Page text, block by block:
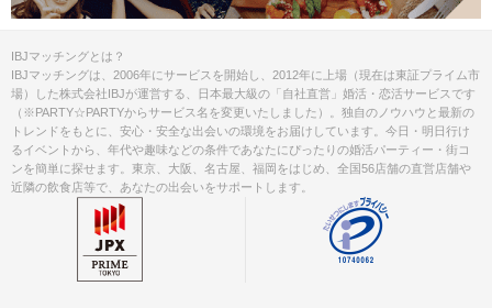
IBJマッチングとは？
IBJマッチングは、2006年にサービスを開始し、2012年に上場（現在は東証プライム市
場）した株式会社IBJが運営する、日本最大級の「自社直営」婚活・恋活サービスです
（※PARTY☆PARTYからサービス名を変更いたしました）。独自のノウハウと最新の
トレンドをもとに、安心・安全な出会いの環境をお届けしています。今日・明日行け
るイベントから、年代や趣味などの条件であなたにぴったりの婚活パーティー・街コ
ンを簡単に探せます。東京、大阪、名古屋、福岡をはじめ、全国56店舗の直営店舗や
近隣の飲食店等で、あなたの出会いをサポートします。